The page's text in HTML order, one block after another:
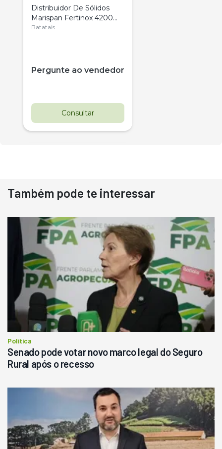
Distribuidor De Sólidos
Marispan Fertinox 4200
Citrus
Batatais
Pergunte ao vendedor
Consultar
Destaque
Usado
Pá Carregadeira Cat 966
Ano 1987
Londrina
R$ 145.000
Consultar
Também pode te interessar
Política
Senado pode votar novo marco legal do Seguro
Rural após o recesso